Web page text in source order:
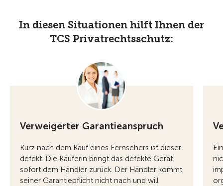
In diesen Situationen hilft Ihnen der
TCS Privatrechtsschutz:
Verweigerter Garantieanspruch
Kurz nach dem Kauf eines Fernsehers ist dieser
defekt. Die Käuferin bringt das defekte Gerät
sofort dem Händler zurück. Der Händler kommt
seiner Garantiepflicht nicht nach und will